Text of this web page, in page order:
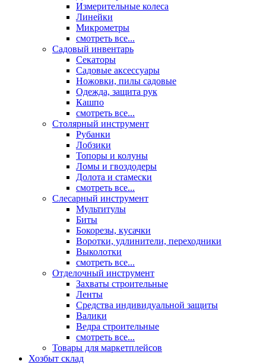
Измерительные колеса
Линейки
Микрометры
смотреть все...
Садовый инвентарь
Секаторы
Садовые аксессуары
Ножовки, пилы садовые
Одежда, защита рук
Кашпо
смотреть все...
Столярный инструмент
Рубанки
Лобзики
Топоры и колуны
Ломы и гвоздодеры
Долота и стамески
смотреть все...
Слесарный инструмент
Мультитулы
Биты
Бокорезы, кусачки
Воротки, удлинители, переходники
Выколотки
смотреть все...
Отделочный инструмент
Захваты строительные
Ленты
Средства индивидуальной защиты
Валики
Ведра строительные
смотреть все...
Товары для маркетплейсов
Хозбыт склад